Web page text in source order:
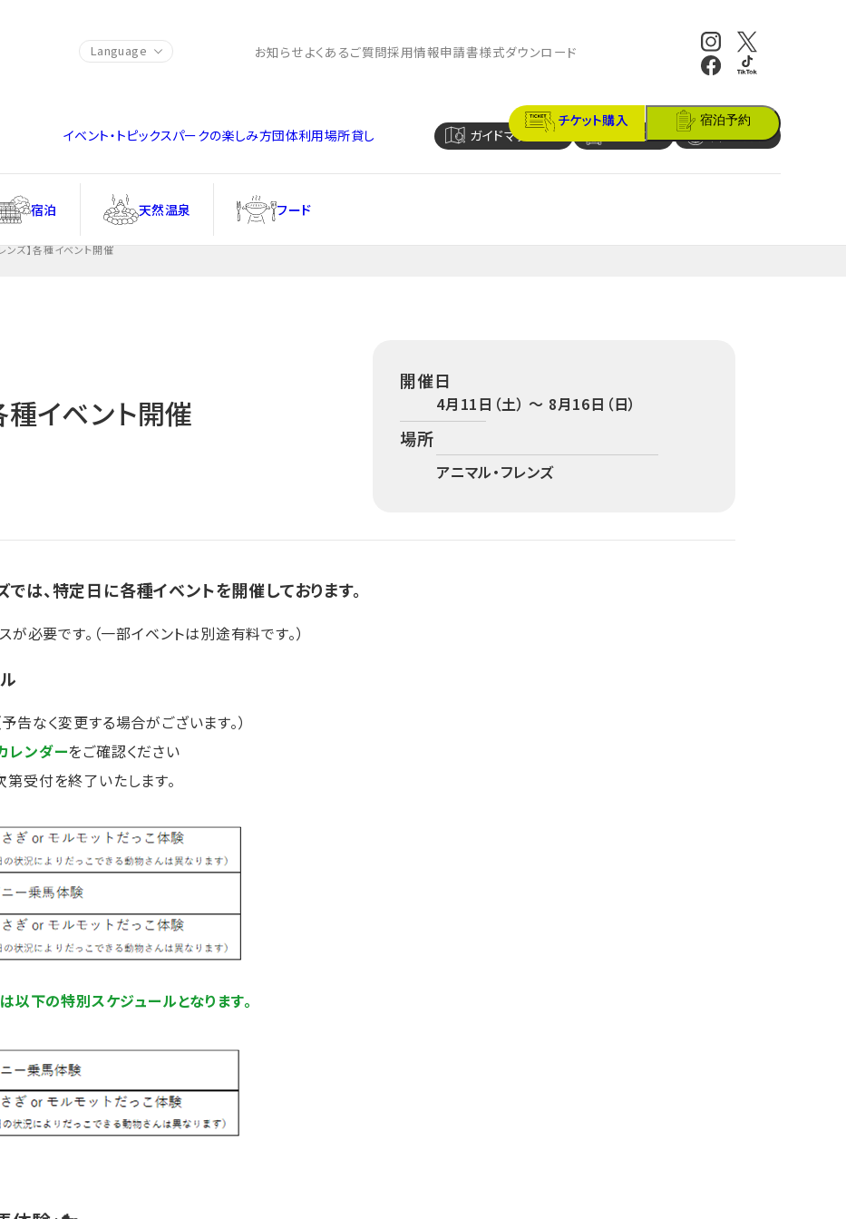
ガイドマップ アクセス
Language
チケット購入 宿泊予約
宿泊 天然温泉 フード
イベント・トピックスパークの楽しみ方団体利用場所貸し
採用情報
お知らせよくあるご質問 申請書様式ダウンロード
ら
ンズ】各種イベント開催
種イベント開催
開催日
4月11日（土） 〜 8月16日（日）
場所
アニマル・フレンズ
では、特定日に各種イベントを開催しております。
必要です。（一部イベントは別途有料です。）
告なく変更する場合がございます。）
レンダーをご確認ください
受付を終了いたします。
下の特別スケジュールとなります。